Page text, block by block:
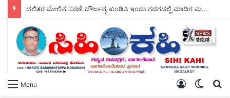
ದಲಿತರ ಮೇಲಿನ ಸರಣಿ ದೌರ್ಜನ್ಯ ಖಂಡಿಸಿ ಇಂದು ಗದಗದಲ್ಲಿ ಮಾದಿಗ ಮಹಾ ಸಭಾದ ವತಿಯಿಂದ – ಬೃಹತ್ ಪ್ರತಿಭಟನೆ.
Menu
Switch
Log